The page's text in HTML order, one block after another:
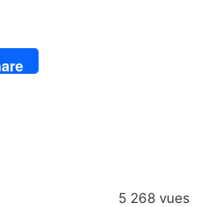
5 268 vues